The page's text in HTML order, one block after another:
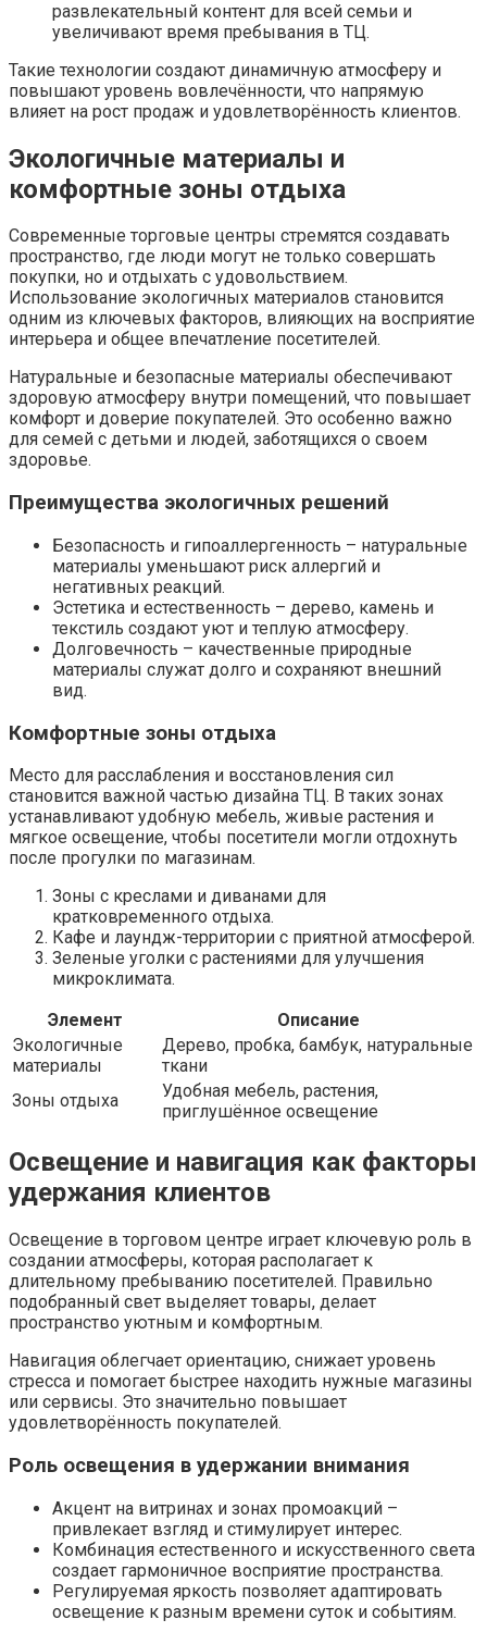
развлекательный контент для всей семьи и
увеличивают время пребывания в ТЦ.
Такие технологии создают динамичную атмосферу и
повышают уровень вовлечённости, что напрямую
влияет на рост продаж и удовлетворённость клиентов.
Экологичные материалы и
комфортные зоны отдыха
Современные торговые центры стремятся создавать
пространство, где люди могут не только совершать
покупки, но и отдыхать с удовольствием.
Использование экологичных материалов становится
одним из ключевых факторов, влияющих на восприятие
интерьера и общее впечатление посетителей.
Натуральные и безопасные материалы обеспечивают
здоровую атмосферу внутри помещений, что повышает
комфорт и доверие покупателей. Это особенно важно
для семей с детьми и людей, заботящихся о своем
здоровье.
Преимущества экологичных решений
Безопасность и гипоаллергенность – натуральные
материалы уменьшают риск аллергий и
негативных реакций.
Эстетика и естественность – дерево, камень и
текстиль создают уют и теплую атмосферу.
Долговечность – качественные природные
материалы служат долго и сохраняют внешний
вид.
Комфортные зоны отдыха
Место для расслабления и восстановления сил
становится важной частью дизайна ТЦ. В таких зонах
устанавливают удобную мебель, живые растения и
мягкое освещение, чтобы посетители могли отдохнуть
после прогулки по магазинам.
Зоны с креслами и диванами для
кратковременного отдыха.
Кафе и лаундж-территории с приятной атмосферой.
Зеленые уголки с растениями для улучшения
микроклимата.
Элемент
Описание
Экологичные
материалы
Дерево, пробка, бамбук, натуральные
ткани
Зоны отдыха
Удобная мебель, растения,
приглушённое освещение
Освещение и навигация как факторы
удержания клиентов
Освещение в торговом центре играет ключевую роль в
создании атмосферы, которая располагает к
длительному пребыванию посетителей. Правильно
подобранный свет выделяет товары, делает
пространство уютным и комфортным.
Навигация облегчает ориентацию, снижает уровень
стресса и помогает быстрее находить нужные магазины
или сервисы. Это значительно повышает
удовлетворённость покупателей.
Роль освещения в удержании внимания
Акцент на витринах и зонах промоакций –
привлекает взгляд и стимулирует интерес.
Комбинация естественного и искусственного света
создает гармоничное восприятие пространства.
Регулируемая яркость позволяет адаптировать
освещение к разным времени суток и событиям.